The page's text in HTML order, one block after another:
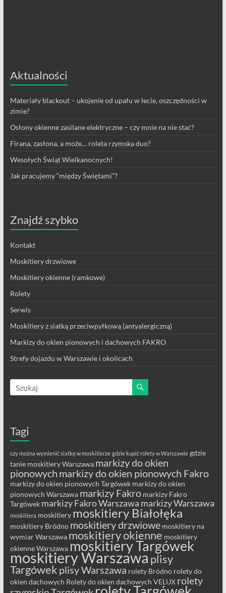
Aktualności
Materiały blackout – ukojenie od upału w lecie, oszczędności w
zimie?
Osłony okienne zasilane elektryczne – czy mnie na nie stać?
Firana, zasłona, a może… roleta rzymska duo?
Wesołych Świąt Wielkanocnych!
Jak pracujemy “między Świętami”?
Znajdź szybko
Kontakt
Moskitiery drzwiowe
Moskitiery okienne (ramkowe)
Rolety
Serwis
Moskitiery z siatką przeciwpyłkową (antyalergiczną)
Markizy do okien pionowych i dachowych FAKRO
Strefy dojazdu w Warszawie i okolicach
Tagi
czy można wymienić siatkę w moskitierze gdzie kupić rolety w Warszawie gdzie
tanie moskitiery Warszawa markizy do okien
pionowych markizy do okien pionowych Fakro
markizy do okien pionowych Targówek markizy do okien
pionowych Warszawa markizy Fakro markizy Fakro
Targówek markizy Fakro Warszawa markizy Warszawa
moskitiera moskitiery moskitiery Białołęka
moskitiery Bródno moskitiery drzwiowe moskitiery na
wymiar Warszawa moskitiery okienne moskitiery
okienne Warszawa moskitiery Targówek
moskitiery Warszawa plisy
Targówek plisy Warszawa rolety Bródno rolety do
okien dachowych Rolety do okien dachowych VELUX rolety